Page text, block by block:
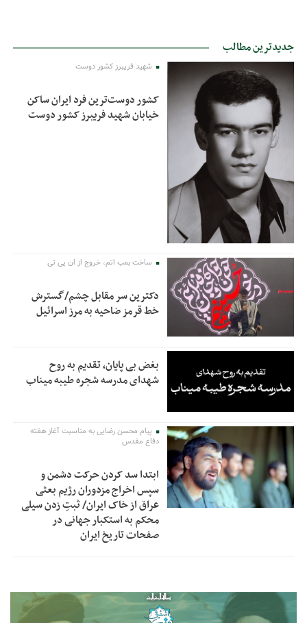
جدیدترین مطالب
شهید فریبرز کشور دوست
کشور دوست‌ترین فرد ایران ساکن
خیابان شهید فریبرز کشور دوست
ساخت بمب اتم، خروج از ان پی تی
دکترین سر مقابل چشم/گسترش
خط قرمز ضاحیه به مرز اسرائیل
بغض بی پایان، تقدیم به روح
شهدای مدرسه شجره طیبه میناب
پیام محسن رضایی به مناسبت آغاز هفته
دفاع مقدس
ابتدا سد کردن حرکت دشمن و
سپس اخراج مزدوران رژیم بعثی
عراق از خاک ایران/ ثبتِ زدن سیلی
محکم به استکبار جهانی در
صفحات تاریخ ایران